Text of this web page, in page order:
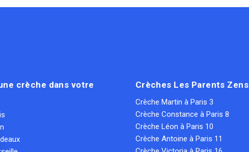
crèche dans votre
Crèches Les Parents Zens
Crèche Martin à Paris 3
Crèche Constance à Paris 8
Crèche Léon à Paris 10
Crèche Antoine à Paris 11